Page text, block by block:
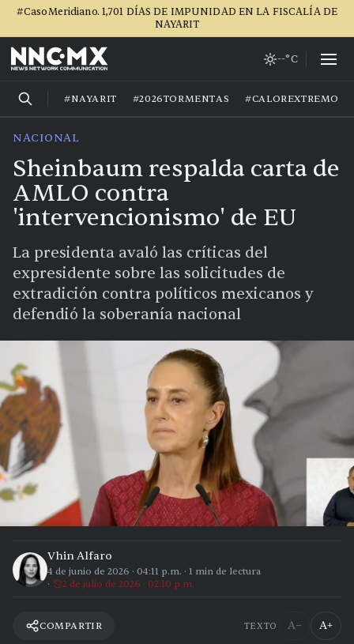
#CasoMeridiano. 1,701 DÍAS DE IMPUNIDAD EN LA FISCALÍA DE
NAYARIT
--°C
#NAYARIT #2026TORMENTAS #CALOREXTREMO
NACIONAL
Sheinbaum respalda carta de
AMLO contra
'intervencionismo' de EU
La presidenta avaló las críticas del
expresidente sobre las solicitudes de
extradición contra políticos mexicanos y
defendió la soberanía nacional
Vhin Alfaro
4 de junio de 2026 · 04:11 p.m. · 1 min de lectura
2 de julio de 2026 · 02:10 p.m.
COMPARTIR TEXTO A− A+